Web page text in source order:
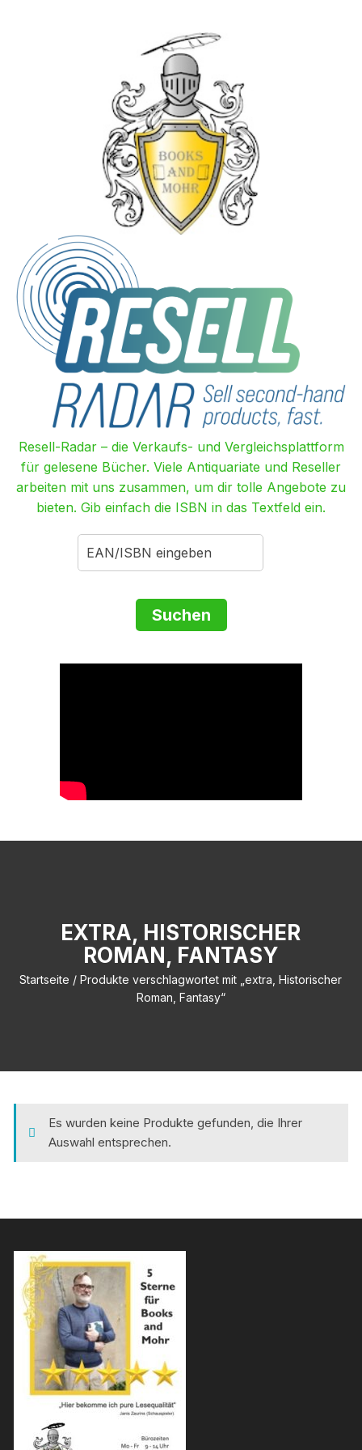
Resell-Radar – die Verkaufs- und Vergleichsplattform
für gelesene Bücher. Viele Antiquariate und Reseller
arbeiten mit uns zusammen, um dir tolle Angebote zu
bieten. Gib einfach die ISBN in das Textfeld ein.
EXTRA, HISTORISCHER
ROMAN, FANTASY
Startseite / Produkte verschlagwortet mit „extra, Historischer
Roman, Fantasy“
Es wurden keine Produkte gefunden, die Ihrer
Auswahl entsprechen.